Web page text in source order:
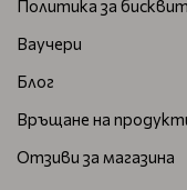
Политика за
Ваучери
Блог
Връщане на
Отзиви за магазина